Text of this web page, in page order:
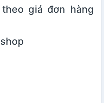
giá đơn hàng